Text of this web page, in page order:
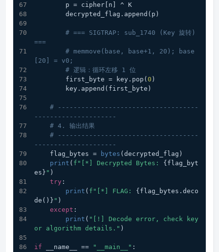
        p = cipher[n] ^ K
        decrypted_flag.append(p)
# === SIGTRAP: sub_1740 (Key 旋转)
===
# memmove(base, base+1, 20); base
[20] = v0;
# 逻辑：循环左移 1 位
        first_byte = key.pop(
0 )
        key.append(first_byte)
# ------------------------------------
---------------------
# 4. 输出结果
# ------------------------------------
---------------------
    flag_bytes =
bytes (decrypted_flag)
print ( f"[*] Decrypted Bytes: {flag_byt
es} " )
try :
print ( f"[*] FLAG: {flag_bytes.deco
de()} " )
except :
print ( "[!] Decode error, check key
or algorithm details." )
if __name__ == "__main__" :